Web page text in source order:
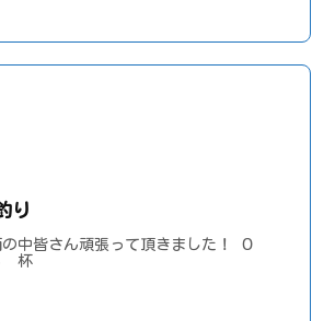
り
の中皆さん頑張って頂きました！ ０
杯